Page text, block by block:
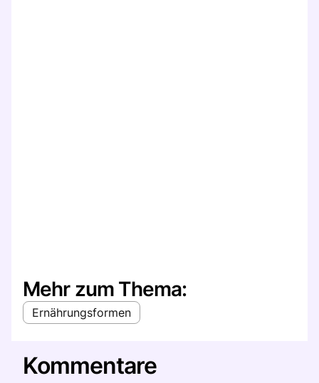
Mehr zum Thema:
Ernährungsformen
Kommentare